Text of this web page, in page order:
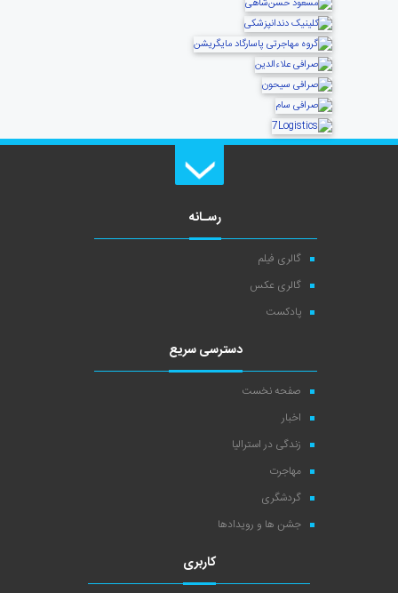
رسـانه
گالری فیلم
گالری عکس
پادکست
دسترسی سریع
صفحه نخست
اخبار
زندگی در استرالیا
مهاجرت
گردشگری
جشن ها و رویدادها
کاربری